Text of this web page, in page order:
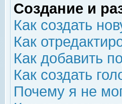
Создание и
Как создать
Как
Как добавить
Как создать
Почему я не